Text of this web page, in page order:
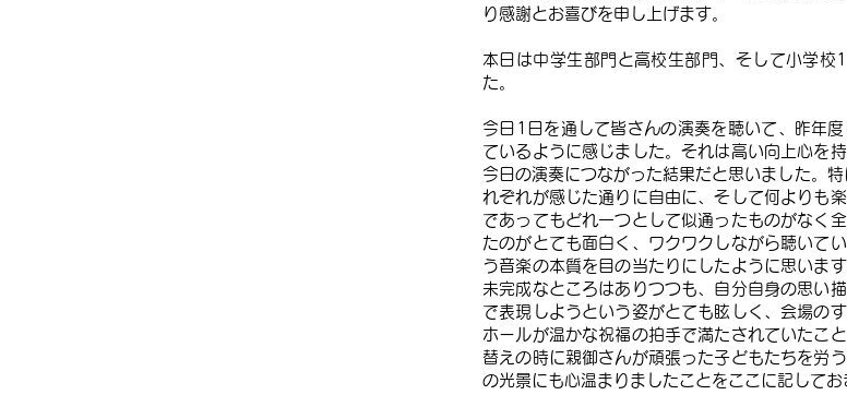
り感謝とお喜びを申し上げます。
本日は中学生部門と高校生部門、そして小学校
た。
今日1日を通して皆さんの演奏を聴いて、昨年
ているように感じました。それは高い向上心を
今日の演奏につながった結果だと思いました。
れぞれが感じた通りに自由に、そして何よりも
であってもどれ一つとして似通ったものがなく
たのがとても面白く、ワクワクしながら聴いて
う音楽の本質を目の当たりにしたように思いま
未完成なところはありつつも、自分自身の思い
で表現しようという姿がとても眩しく、会場の
ホールが温かな祝福の拍手で満たされていたこ
替えの時に親御さんが頑張った子どもたちを労
の光景にも心温まりましたことをここに記してお